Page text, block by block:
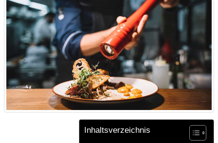
Inhaltsverzeichnis